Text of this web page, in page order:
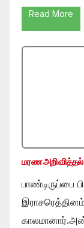
Read More
மரண அறிவித்தல்
பாண்டிருப்பை